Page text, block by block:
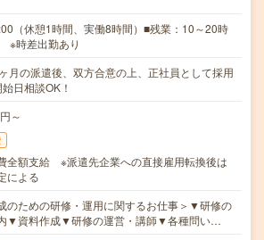
（休憩1時間、実働8時間）■残業：10～20時
※時差出勤あり
月の派遣後、双方合意の上、正社員として採用
日相談OK！
～
全額支給 ※派遣先企業への直接雇用転換後は
による
のための研修・運用に関するお仕事＞▼研修の
▼資料作成▼研修の運営・講師▼各種問い…